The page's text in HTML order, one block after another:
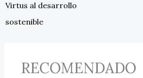
Virtus al desarrollo
sostenible
RECOMENDADO